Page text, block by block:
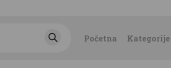
Početna Kategorije
KATEGORIJE